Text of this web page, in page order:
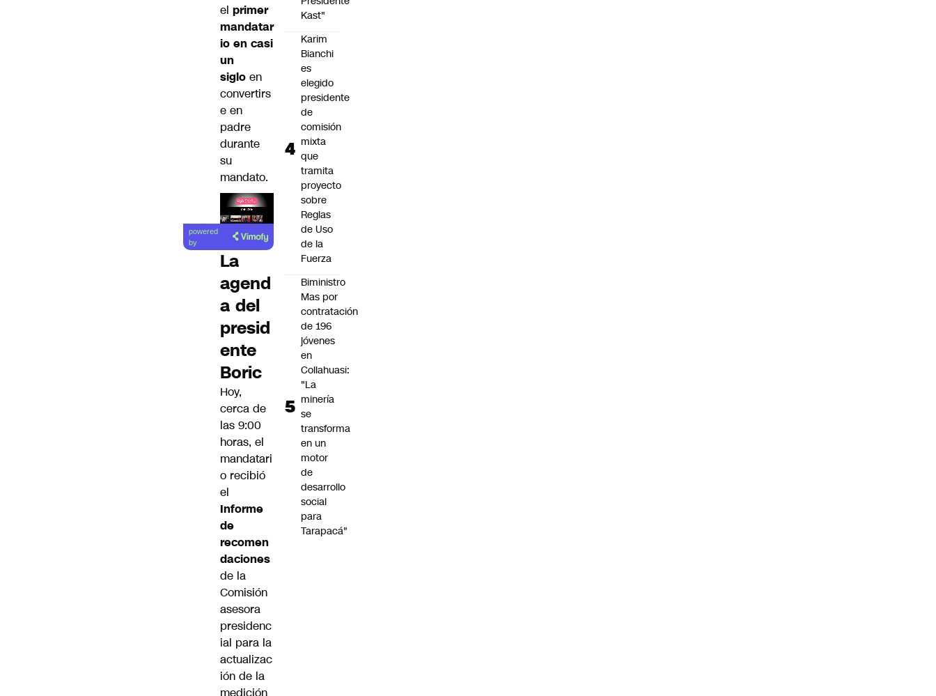
el primer
mandatar
io en casi
un
siglo en
convertirs
e en
padre
durante
su
mandato.
Lea el
artículo
powered
by
La
agend
a del
presid
ente
Boric
Hoy,
cerca de
las 9:00
horas, el
mandatari
o recibió
el
Informe
de
recomen
daciones
de la
Comisión
asesora
presidenc
ial para la
actualizac
ión de la
medición
Kast"
Karim
Bianchi
es
elegido
presidente
de
comisión
mixta
que
tramita
proyecto
sobre
Reglas
de Uso
de la
Fuerza
Biministro
Mas por
contratación
de 196
jóvenes
en
Collahuasi:
"La
minería
se
transforma
en un
motor
de
desarrollo
social
para
Tarapacá"